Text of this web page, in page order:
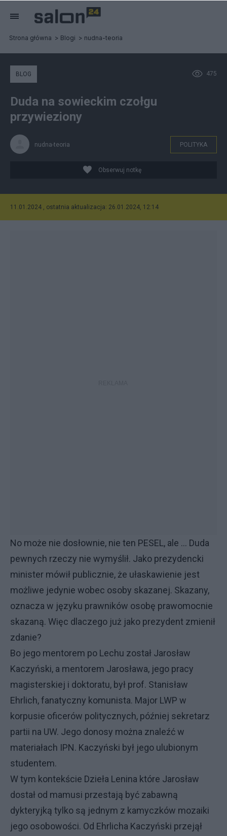
Strona główna Blogi nudna-teoria
475
BLOG
Duda na sowieckim czołgu
przywieziony
nudna-teoria POLITYKA
Obserwuj notkę
11.01.2024 , ostatnia aktualizacja: 26.01.2024, 12:14
No może nie dosłownie, nie ten PESEL, ale ... Duda
pewnych rzeczy nie wymyślił. Jako prezydencki
minister mówił publicznie, że ułaskawienie jest
możliwe jedynie wobec osoby skazanej. Skazany,
oznacza w języku prawników osobę prawomocnie
skazaną. Więc dlaczego już jako prezydent zmienił
zdanie?
Bo jego mentorem po Lechu został Jarosław
Kaczyński, a mentorem Jarosława, jego pracy
magisterskiej i doktoratu, był prof. Stanisław
Ehrlich, fanatyczny komunista. Major LWP w
korpusie oficerów politycznych, później sekretarz
partii na UW. Jego donosy można znaleźć w
materiałach IPN. Kaczyński był jego ulubionym
studentem.
W tym kontekście Dzieła Lenina które Jarosław
dostał od mamusi przestają być zabawną
dykteryjką tylko są jednym z kamyczków mozaiki
jego osobowości. Od Ehrlicha Kaczyński przejął